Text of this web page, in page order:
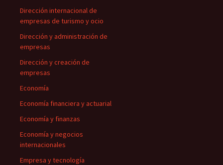
Dirección internacional de
empresas de turismo y ocio
Dirección y administración de
empresas
Dirección y creación de
empresas
Economía
Economía financiera y actuarial
Economía y finanzas
Economía y negocios
internacionales
Empresa y tecnología